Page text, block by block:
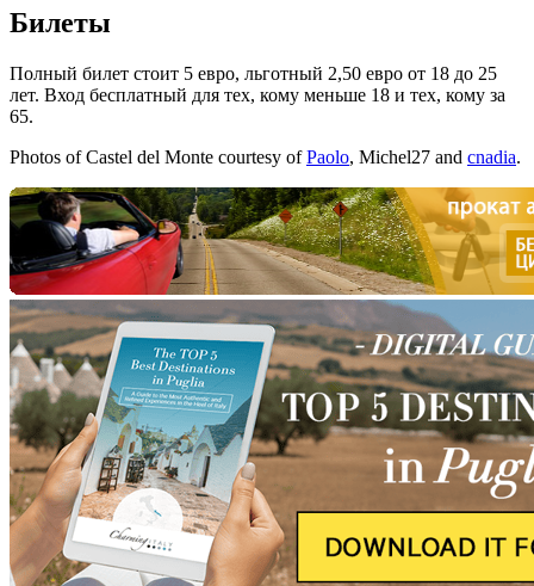
Билеты
Полный билет стоит 5 евро, льготный 2,50 евро от 18 до 25
лет. Вход бесплатный для тех, кому меньше 18 и тех, кому за
65.
Photos of Castel del Monte courtesy ofPaolo, Michel27 and cnadia.